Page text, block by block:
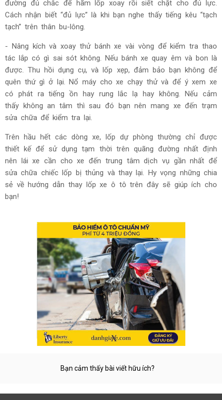
đường đủ chắc để hãm lốp xoay rồi siết chặt cho đủ lực.
Cách nhận biết “đủ lực” là khi bạn nghe thấy tiếng kêu “tạch
tạch” trên thân bu-lông.
- Nâng kích và xoay thử bánh xe vài vòng để kiểm tra thao
tác lắp có gì sai sót không. Nếu bánh xe quay êm và bon là
được. Thu hồi dụng cụ, và lốp xẹp, đảm bảo bạn không để
quên thứ gì ở lại. Nổ máy cho xe chạy thử và để ý xem xe
có phát ra tiếng ồn hay rung lắc lạ hay không. Nếu cảm
thấy không an tâm thì sau đó bạn nên mang xe đến trạm
sửa chữa để kiểm tra lại.
Trên hầu hết các dòng xe, lốp dự phòng thường chỉ được
thiết kế để sử dụng tạm thời trên quãng đường nhất định
nên lái xe cần cho xe đến trung tâm dịch vụ gần nhất để
sửa chữa chiếc lốp bị thủng và thay lại. Hy vọng những chia
sẻ về hướng dẫn thay lốp xe ô tô trên đây sẽ giúp ích cho
bạn!
Bạn cảm thấy bài viết hữu ích?